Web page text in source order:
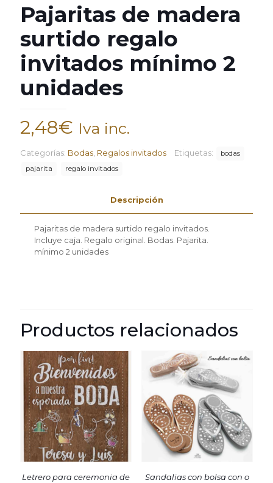
Pajaritas de madera
surtido regalo
invitados mínimo 2
unidades
2,48€ Iva inc.
Categorías: Bodas Regalos invitados Etiquetas:
bodas
pajarita
regalo invitados
Descripción
Pajaritas de madera surtido regalo invitados.
Incluye caja. Regalo original. Bodas. Pajarita.
mínimo 2 unidades
Productos relacionados
Letrero para ceremonia de
Sandalias con bolsa con o